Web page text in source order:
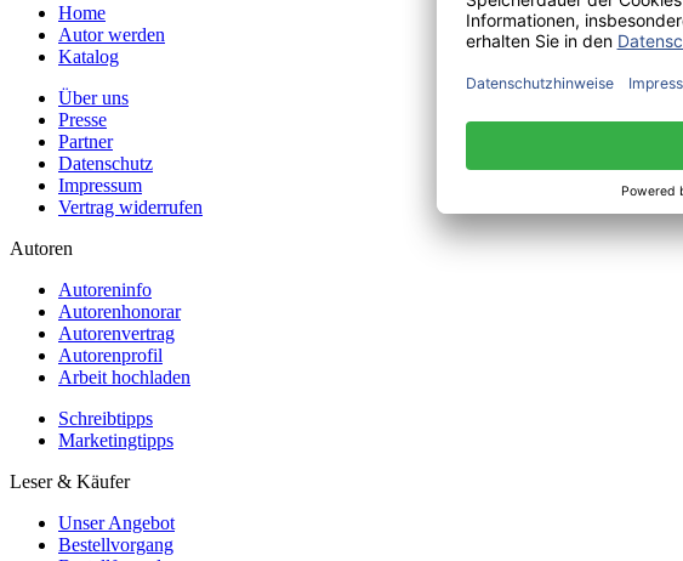
Home
Autor werden
Katalog
Über uns
Presse
Partner
Datenschutz
Impressum
Vertrag widerrufen
Autoren
Autoreninfo
Autorenhonorar
Autorenvertrag
Autorenprofil
Arbeit hochladen
Schreibtipps
Marketingtipps
Leser & Käufer
Unser Angebot
Bestellvorgang